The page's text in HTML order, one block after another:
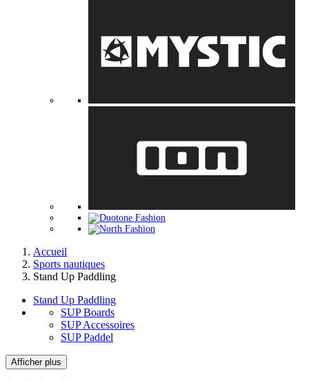
Accueil
Sports nautiques
Stand Up Paddling
Stand Up Paddling
SUP Boards
SUP Accessoires
SUP Paddel
Filtres:
Afficher plus